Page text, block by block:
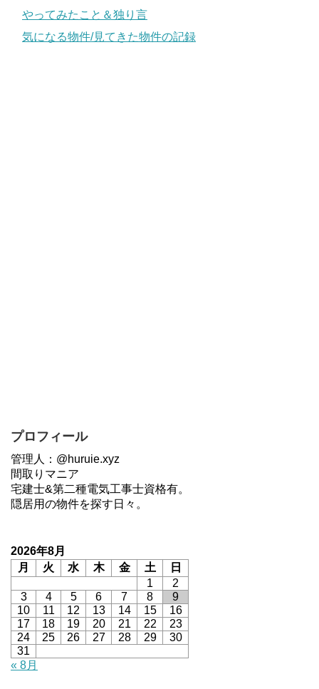
やってみたこと＆独り言
気になる物件/見てきた物件の記録
プロフィール
管理人：@huruie.xyz
間取りマニア
宅建士&第二種電気工事士資格有。
隠居用の物件を探す日々。
2026年8月
月
火 水 木 金 土
日
1
2
3
4 5 6 7 8
9
10
11 12 13 14 15
16
17
18 19 20 21 22
23
24
25 26 27 28 29
30
31
« 8月